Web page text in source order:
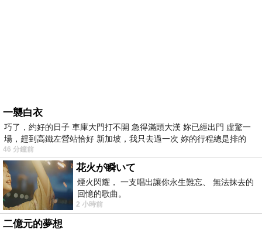
一襲白衣
巧了，約好的日子 車庫大門打不開 急得滿頭大漢 妳已經出門 虛驚一
場，趕到高鐵左營站恰好 新加坡，我只去過一次 妳的行程總是排的
46 分鐘前
花火が瞬いて
煙火閃耀， 一支唱出讓你永生難忘、 無法抹去的
回憶的歌曲。
2 小時前
二億元的夢想